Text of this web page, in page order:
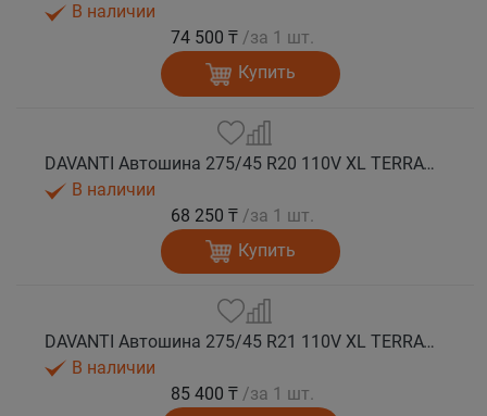
В наличии
74 500 ₸ /за 1 шт.
Купить
DAVANTI Автошина 275/45 R20 110V XL TERRATOURA A/T RWL RPR M+S
В наличии
68 250 ₸ /за 1 шт.
Купить
DAVANTI Автошина 275/45 R21 110V XL TERRATOURA A/T RBL RPR M+S
В наличии
85 400 ₸ /за 1 шт.